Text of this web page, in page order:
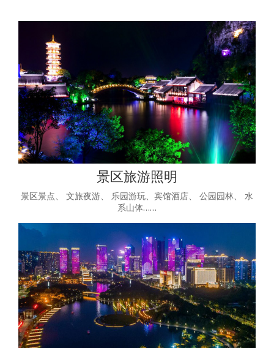
景区旅游照明
景区景点、 文旅夜游、 乐园游玩、宾馆酒店、 公园园林、 水
系山体……